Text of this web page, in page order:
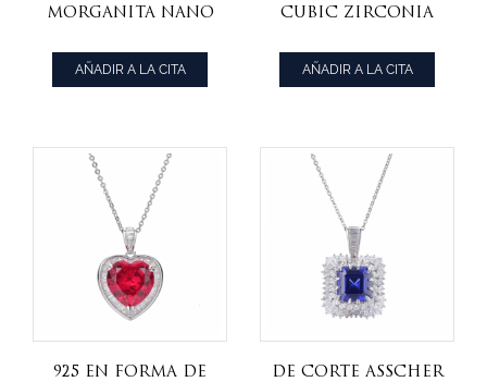
Morganita Nano
Chapado En Oro
Sobre Plata
Colgante
AÑADIR A LA CITA
Cubic Zirconia
Oro Sobre Plata
Esterlina
AÑADIR A LA CITA
925 En Forma De
De Corte Asscher